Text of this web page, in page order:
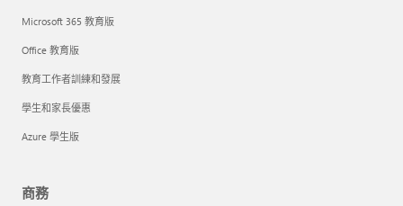
Microsoft 365 教育版
Office 教育版
教育工作者訓練和發展
學生和家長優惠
Azure 學生版
商務